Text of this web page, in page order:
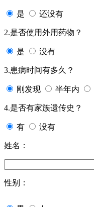
是 还没有
2.是否使用外用药物？
是 没有
3.患病时间有多久？
刚发现 半年内
4.是否有家族遗传史？
有 没有
姓名：
性别：